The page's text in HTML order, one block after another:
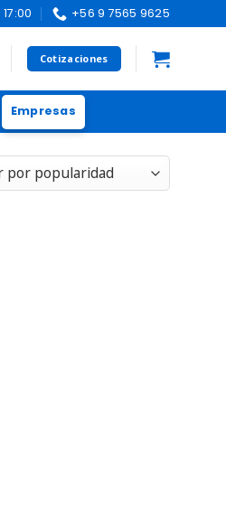
+56 9 7565 9625
Cotizaciones
Empresas